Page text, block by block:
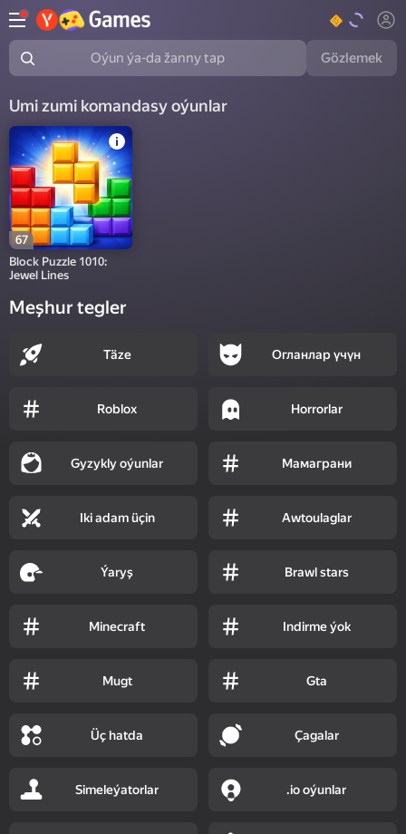
Oýun ýa-da žanny tap Gözlemek
Umi zumi komandasy oýunlar
67
Block Puzzle 1010:
Jewel Lines
Meşhur tegler
Täze Огланлар үчүн
Roblox Horrorlar
Gyzykly oýunlar Мамаграни
Iki adam üçin Awtoulaglar
Ýaryş Brawl stars
Minecraft Indirme ýok
Mugt Gta
Üç hatda Çagalar
Simeleýatorlar .io oýunlar